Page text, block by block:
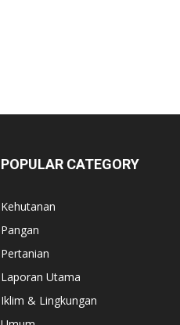
POPULAR CATEGORY
Kehutanan
Pangan
Pertanian
Laporan Utama
Iklim & Lingkungan